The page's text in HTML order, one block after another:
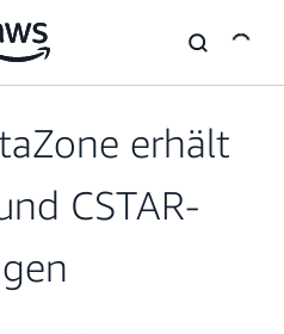
erhält
CSTAR-